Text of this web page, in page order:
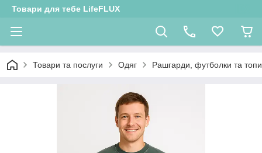
Товари для тебе LifeFLUX
Товари та послуги Одяг Рашгарди, футболки та топи